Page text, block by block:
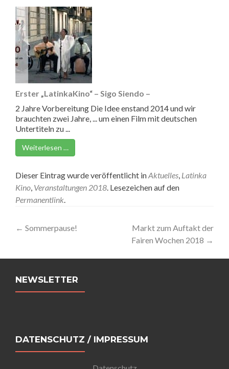
Erster „LatinkaKino“ – Sigo Siendo –
2 Jahre Vorbereitung Die Idee enstand 2014 und wir
brauchten zwei Jahre, ... um einen Film mit deutschen
Untertiteln zu ...
Weiterlesen …
Dieser Eintrag wurde veröffentlicht inAktuelles Latinka
Kino Veranstaltungen 2018 . Lesezeichen auf den
Permanentlink
Artikel-
← Sommerpause!
Markt zum Auftakt der
Fairen Wochen 2018 →
NEWSLETTER
DATENSCHUTZ / IMPRESSUM